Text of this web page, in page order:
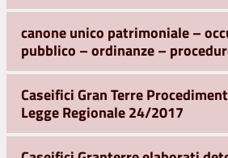
canone unico patrimoniale –
pubblico – ordinanze –
Caseifici Gran Terre
Legge Regionale 24/2017